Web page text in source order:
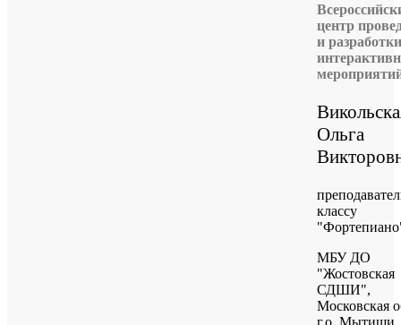
центр
и разработки
Ольга
классу
МБУ ДО
"Жостовская
СДШИ",
Московская